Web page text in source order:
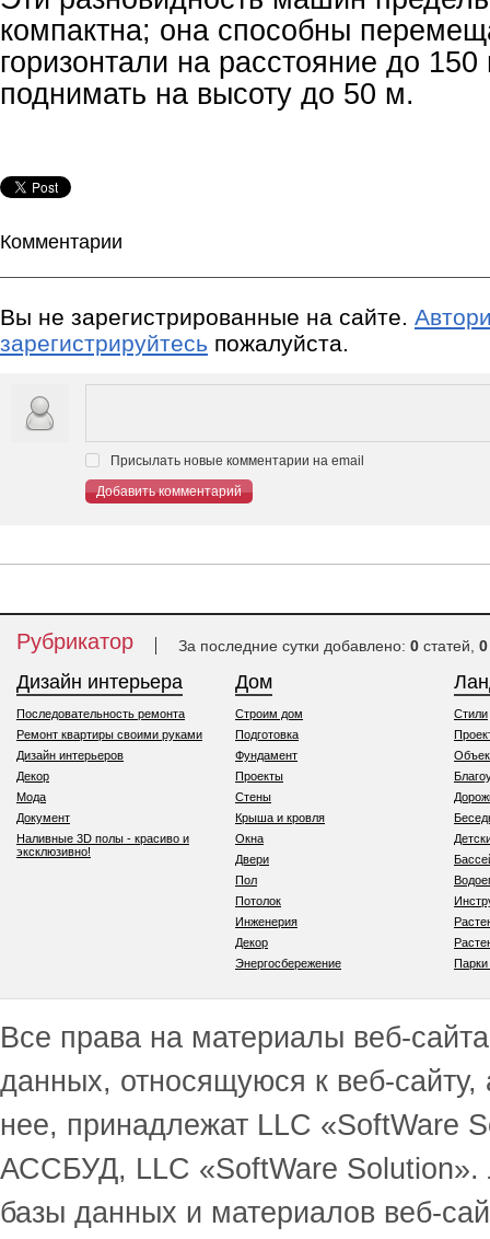
компактна; она способны
горизонтали на расстояние до
поднимать на высоту до 50 м.
Комментарии
Вы не зарегистрированные на сайте.
зарегистрируйтесь пожалуйста.
Присылать новые комментарии на email
Добавить комментарий
Рубрикатор За последние сутки добавлено: 0 статей, 0
Дизайн интерьера
Последовательность ремонта
Ремонт квартиры своими руками
Дизайн интерьеров
Декор
Мода
Документ
Наливные 3D полы - красиво и
эксклюзивно!
Дом
Строим дом
Подготовка
Фундамент
Проекты
Стены
Крыша и кровля
Окна
Двери
Пол
Потолок
Инженерия
Декор
Энергосбережение
Стили
Все права на материалы веб-
данных, относящуюся к веб-
нее, принадлежат LLC
АССБУД, LLC «SoftWare Solution».
базы данных и материалов веб-